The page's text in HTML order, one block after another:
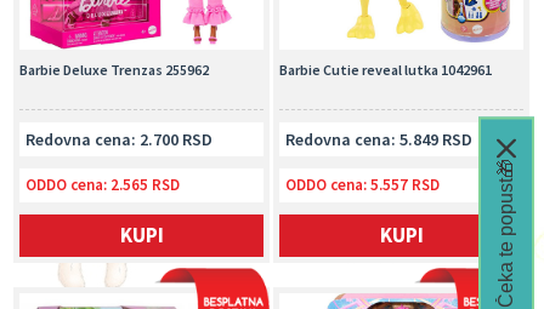
Barbie Cutie reveal lutka 1042961
Redovna cena: 5.849 RSD
ODDO cena:5.557 RSD
KUPI
Barbie Deluxe Trenzas 255962
Redovna cena: 2.700 RSD
ODDO cena: 2.565 RSD
KUPI Čeka te popust🎁